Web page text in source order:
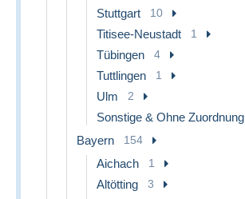
Stuttgart 10
Titisee-Neustadt 1
Tübingen 4
Tuttlingen 1
Ulm 2
Sonstige & Ohne Zuordnung
Bayern 154
Aichach 1
Altötting 3